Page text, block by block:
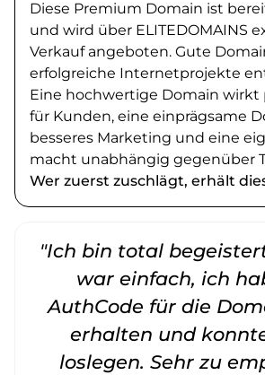
Diese Premium Domain ist
und wird über ELITEDOMAINS
Verkauf angeboten. Gute
erfolgreiche Internetprojekte
Eine hochwertige Domain wirkt
für Kunden, eine einprägsame
besseres Marketing und eine
macht unabhängig gegenüber
Wer zuerst zuschlägt, erhält
"Ich bin total
war einfach, ich
AuthCode für die
erhalten und
loslegen. Sehr zu